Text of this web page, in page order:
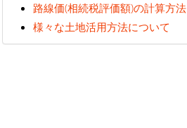
路線価(相続税評価額)の計算方法
様々な土地活用方法について